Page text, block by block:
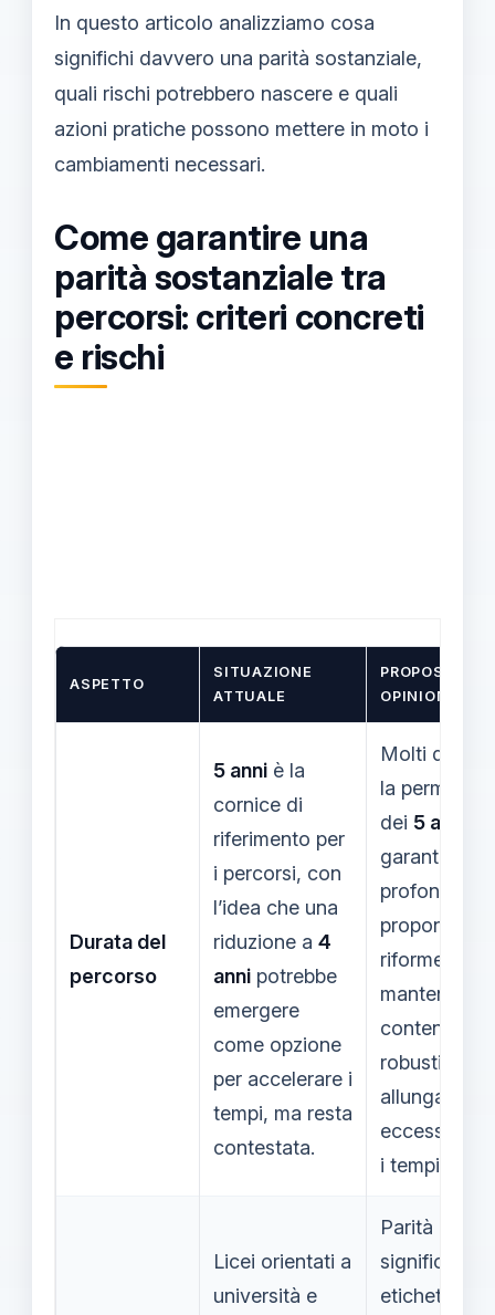
In questo articolo analizziamo cosa
significhi davvero una parità sostanziale,
quali rischi potrebbero nascere e quali
azioni pratiche possono mettere in moto i
cambiamenti necessari.
Come garantire una
parità sostanziale tra
percorsi: criteri concreti
e rischi
ASPETTO
SITUAZIONE
ATTUALE
PROPOSTA /
OPINIONE
Durata del
percorso
5 anni è la
cornice di
riferimento per
i percorsi, con
l’idea che una
riduzione a 4
anni potrebbe
emergere
come opzione
per accelerare i
tempi, ma resta
contestata.
Molti
la
dei 5 anni
garantire
profondità;
propongono
riforme che
mantengano
contenuti
robusti
allungare
i tempi.
Licei orientati a
università e
Parità non
significa
etichette,